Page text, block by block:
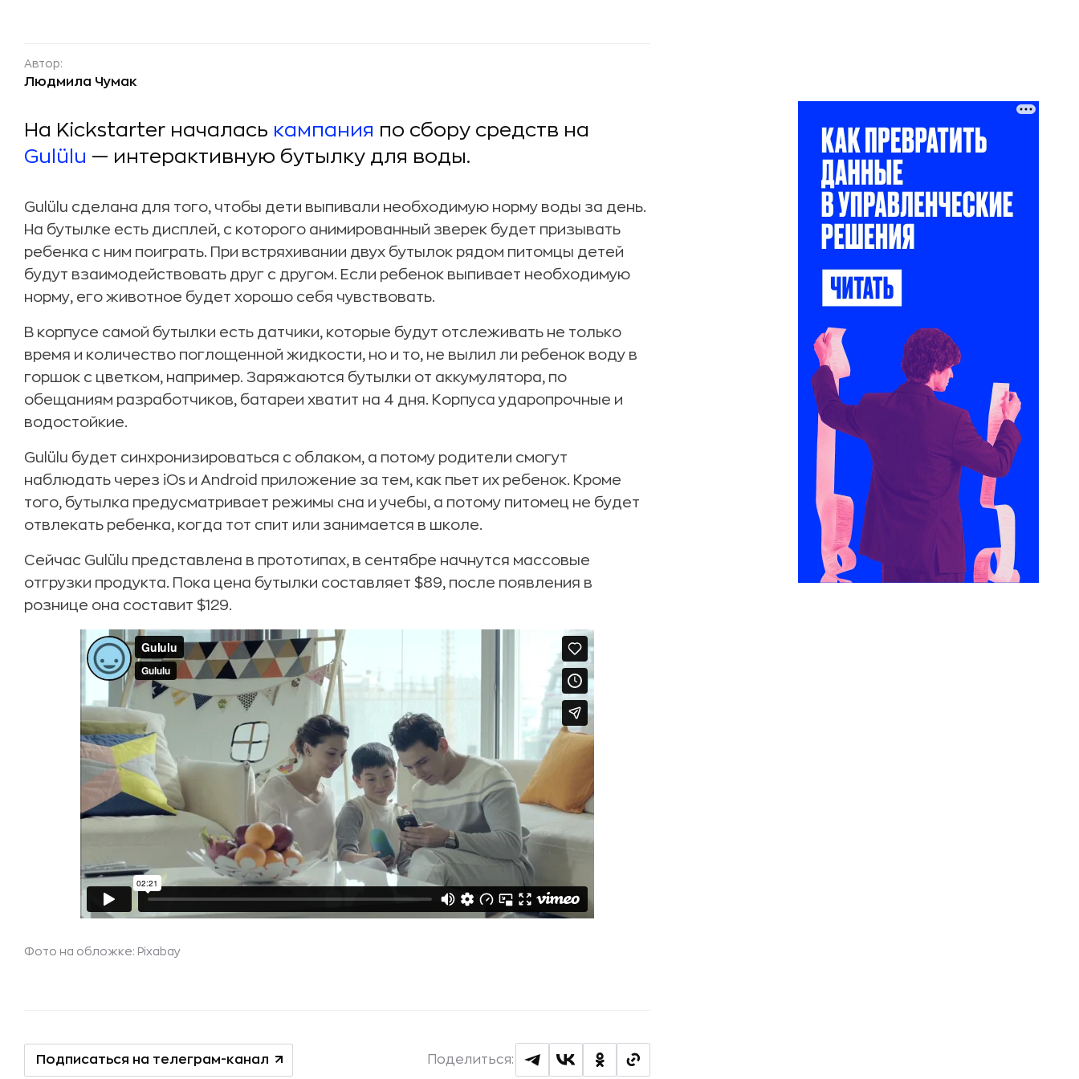
Автор:
Людмила Чумак
На Kickstarter началась кампания по сбору средств на
Gulülu — интерактивную бутылку для воды.
Gulülu сделана для того, чтобы дети выпивали необходимую норму воды за день.
На бутылке есть дисплей, с которого анимированный зверек будет призывать
ребенка с ним поиграть. При встряхивании двух бутылок рядом питомцы детей
будут взаимодействовать друг с другом. Если ребенок выпивает необходимую
норму, его животное будет хорошо себя чувствовать.
В корпусе самой бутылки есть датчики, которые будут отслеживать не только
время и количество поглощенной жидкости, но и то, не вылил ли ребенок воду в
горшок с цветком, например. Заряжаются бутылки от аккумулятора, по
обещаниям разработчиков, батареи хватит на 4 дня. Корпуса ударопрочные и
водостойкие.
Gulülu будет синхронизироваться с облаком, а потому родители смогут
наблюдать через iOs и Android приложение за тем, как пьет их ребенок. Кроме
того, бутылка предусматривает режимы сна и учебы, а потому питомец не будет
отвлекать ребенка, когда тот спит или занимается в школе.
Сейчас Gulülu представлена в прототипах, в сентябре начнутся массовые
отгрузки продукта. Пока цена бутылки составляет $89, после появления в
рознице она составит $129.
Фото на обложке: Pixabay
Подписаться на телеграм-канал Поделиться: